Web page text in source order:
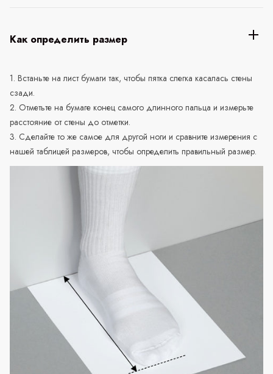
Как определить размер
1. Встаньте на лист бумаги так, чтобы пятка слегка касалась стены
сзади.
2. Отметьте на бумаге конец самого длинного пальца и измерьте
расстояние от стены до отметки.
3. Сделайте то же самое для другой ноги и сравните измерения с
нашей таблицей размеров, чтобы определить правильный размер.